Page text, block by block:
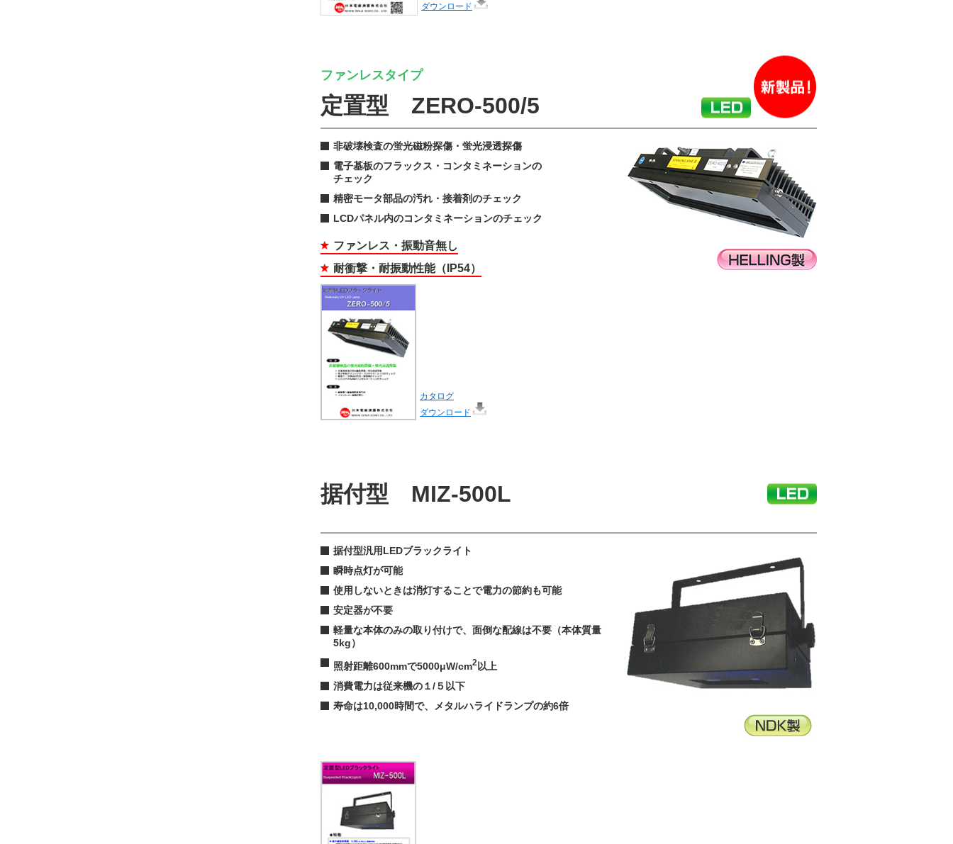
ダウンロード
ファンレスタイプ
定置型 ZERO-500/5
非破壊検査の蛍光磁粉探傷・蛍光浸透探傷
電子基板のフラックス・コンタミネーションの
チェック
精密モータ部品の汚れ・接着剤のチェック
LCDパネル内のコンタミネーションのチェック
ファンレス・振動音無し
耐衝撃・耐振動性能（IP54）
カタログ
ダウンロード
据付型 MIZ-500L
据付型汎用LEDブラックライト
瞬時点灯が可能
使用しないときは消灯することで電力の節約も可能
安定器が不要
軽量な本体のみの取り付けで、面倒な配線は不要（本体質量
5kg）
照射距離600mmで5000μW/cm2 以上
消費電力は従来機の１/５以下
寿命は10,000時間で、メタルハライドランプの約6倍